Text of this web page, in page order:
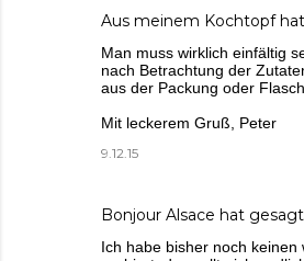
Aus meinem Kochtopf
Man muss wirklich einfältig
nach Betrachtung der
aus der Packung oder
Mit leckerem Gruß, Peter
9.12.15
Bonjour Alsace hat
Ich habe bisher noch keinen